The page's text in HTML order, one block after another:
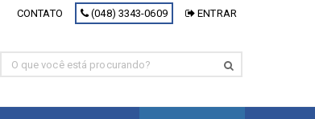
CONTATO (048) 3343-0609 ENTRAR